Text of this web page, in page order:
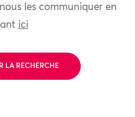
les communiquer en
ici
LA RECHERCHE